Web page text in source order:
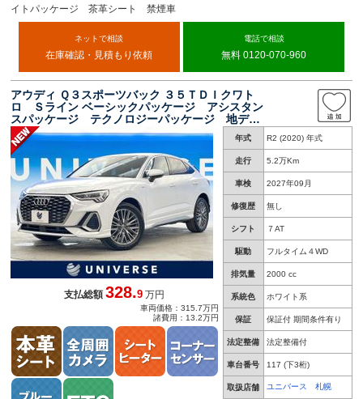
イトパッケージ 茶革シート 禁煙車
ネットで相談
在庫確認・見積もり依頼
電話で相談
無料 0120-070-960
アウディ Ｑ３スポーツバック ３５ＴＤＩクワト
ロ Ｓライン ベーシックパッケージ アシスタン
スパッケージ テクノロジーパッケージ 地デジ
ＴＶ ワイヤレスチャージング 前席シートヒー
ター 前席パワーシート 純正ナビ Ｂｌｕｅｔ
ｏｏｔｈ 電動リアゲート
年式 R2 (2020) 年式
走行 5.2万Km
車検 2027年09月
修復歴 無し
シフト ７AT
駆動 フルタイム４WD
排気量 2000 cc
系統色 ホワイト系
保証 保証付 期間条件有り
法定整備 法定整備付
車台番号 117 (下3桁)
取扱店舗 ユニバース 札幌
支払総額328.9 万円
車両価格：315.7万円
諸費用：13.2万円